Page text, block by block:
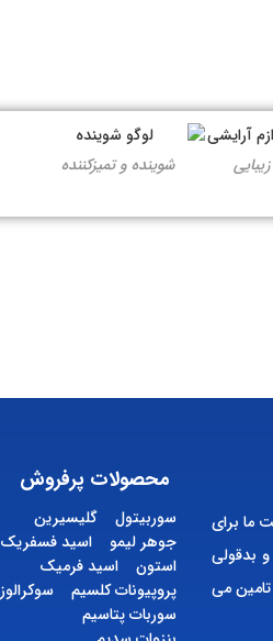
شوینده و تمیزکننده
ما برای
بدقولی
تامین می
محصولات پرفروش
سوربیتول
گلیسیرین
جوهر لیمو
اسید فسفریک
استون
اسید فرمیک
پروپیونات کلسیم
سوکرالوز
سوربات پتاسیم